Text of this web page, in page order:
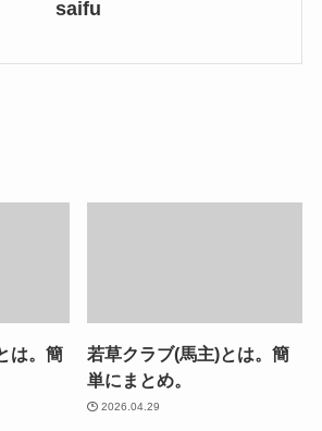
saifu
は。簡
若草クラブ(馬主)とは。簡
単にまとめ。
2026.04.29